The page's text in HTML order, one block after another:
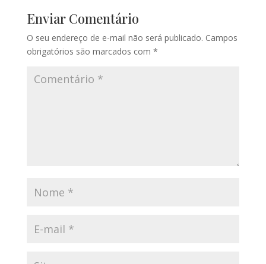
Enviar Comentário
O seu endereço de e-mail não será publicado. Campos
obrigatórios são marcados com *